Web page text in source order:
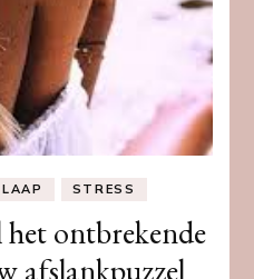
STRESS
ontbrekende
afslankpuzzel